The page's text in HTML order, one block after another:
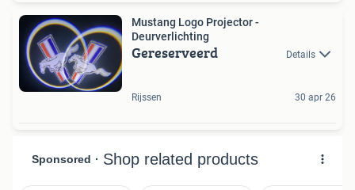
Mustang Logo Projector -
Deurverlichting
Gereserveerd Details
Rijssen 30 apr 26